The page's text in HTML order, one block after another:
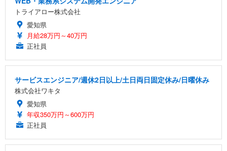
トライアロー株式会社
愛知県
月給28万円～40万円
正社員
サービスエンジニア/週休2日以上/土日両日固定休み/日曜休み
株式会社ワキタ
愛知県
年収350万円～600万円
正社員